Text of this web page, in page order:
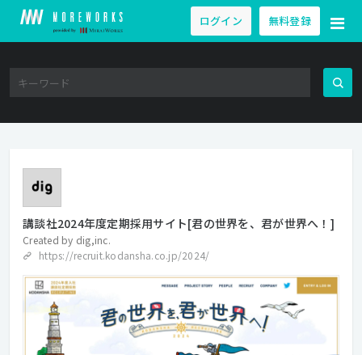
ログイン 無料登録
講談社2024年度定期採用サイト[君の世界を、君が世界へ！]
Created by dig,inc.
https://recruit.kodansha.co.jp/2024/